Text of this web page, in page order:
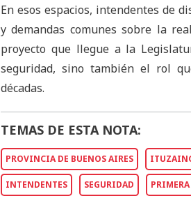
En esos espacios, intendentes de
y demandas comunes sobre la
proyecto que llegue a la
seguridad, sino también el rol
décadas.
TEMAS DE ESTA NOTA:
PROVINCIA DE BUENOS AIRES
INTENDENTES SEGURIDAD